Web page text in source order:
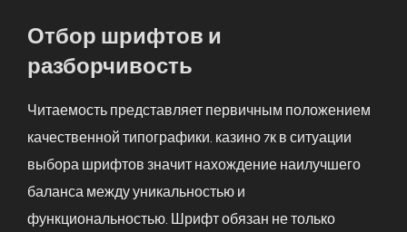
Отбор шрифтов и
разборчивость
Читаемость представляет первичным положением
качественной типографики. казино 7к в ситуации
выбора шрифтов значит нахождение наилучшего
баланса между уникальностью и
функциональностью. Шрифт обязан не только